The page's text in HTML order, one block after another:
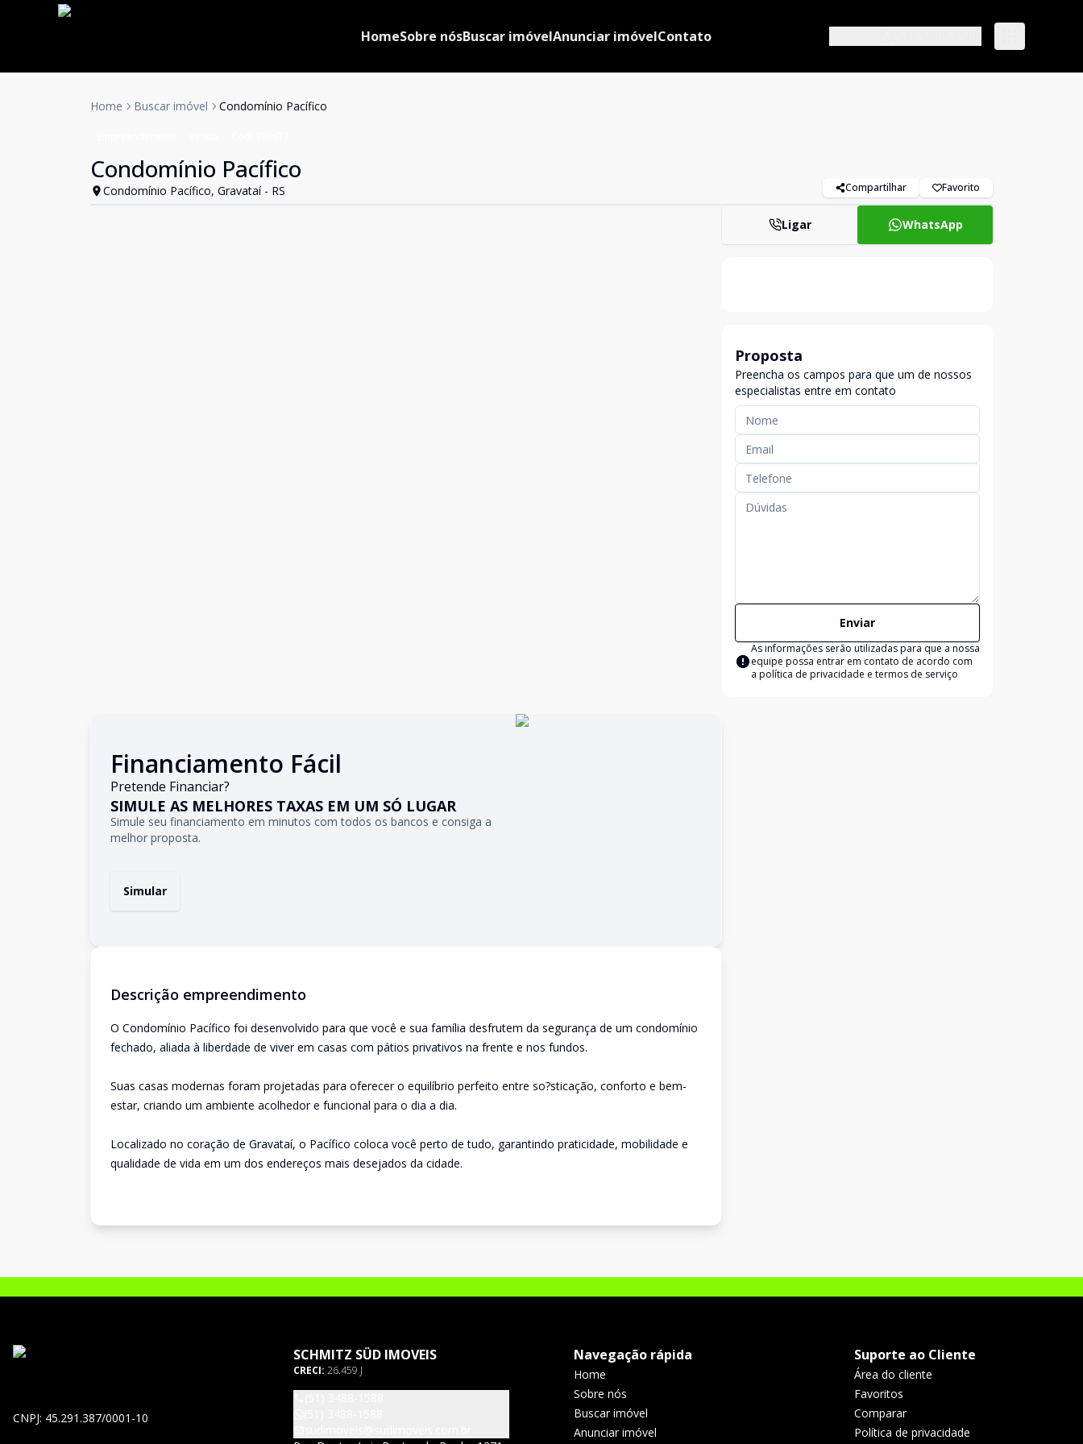
HomeSobre nósBuscar imóvelAnunciar imóvelContato
Home Buscar imóvel Condomínio Pacífico
Condomínio Pacífico
Condomínio Pacífico, Gravataí - RS Compartilhar Favorito
Financiamento Fácil
Pretende Financiar?
SIMULE AS MELHORES TAXAS EM UM SÓ LUGAR
Simule seu financiamento em minutos com todos os bancos e consiga a
melhor proposta.
Simular
Descrição empreendimento
O Condomínio Pacífico foi desenvolvido para que você e sua família desfrutem da segurança de um condomínio
fechado, aliada à liberdade de viver em casas com pátios privativos na frente e nos fundos.
Suas casas modernas foram projetadas para oferecer o equilíbrio perfeito entre so?sticação, conforto e bem-
estar, criando um ambiente acolhedor e funcional para o dia a dia.
Localizado no coração de Gravataí, o Pacífico coloca você perto de tudo, garantindo praticidade, mobilidade e
qualidade de vida em um dos endereços mais desejados da cidade.
Ligar WhatsApp
Proposta
Preencha os campos para que um de nossos
especialistas entre em contato
Enviar
As informações serão utilizadas para que a nossa
equipe possa entrar em contato de acordo com
a política de privacidade e termos de serviço
CNPJ: 45.291.387/0001-10
SCHMITZ SÜD IMOVEIS
CRECI: 26.459 J
Navegação rápida
Home
Sobre nós
Buscar imóvel
Anunciar imóvel
Suporte ao Cliente
Área do cliente
Favoritos
Comparar
Política de privacidade